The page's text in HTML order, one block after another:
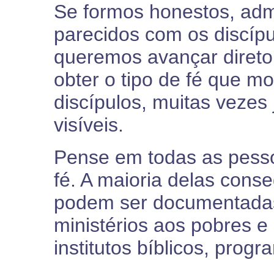
Se formos honestos,
parecidos com os
queremos avançar
obter o tipo de fé que
discípulos, muitas
visíveis.
Pense em todas as
fé. A maioria delas
podem ser
ministérios aos pobres
institutos bíblicos,